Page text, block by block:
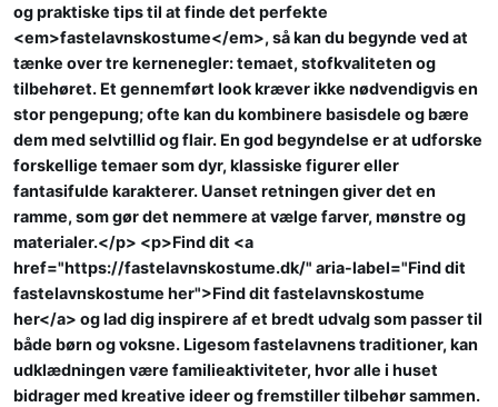
og praktiske tips til at finde det perfekte
<em>fastelavnskostume</em>, så kan du begynde ved at
tænke over tre kernenegler: temaet, stofkvaliteten og
tilbehøret. Et gennemført look kræver ikke nødvendigvis en
stor pengepung; ofte kan du kombinere basisdele og bære
dem med selvtillid og flair. En god begyndelse er at udforske
forskellige temaer som dyr, klassiske figurer eller
fantasifulde karakterer. Uanset retningen giver det en
ramme, som gør det nemmere at vælge farver, mønstre og
materialer.</p> <p>Find dit <a
href="https://fastelavnskostume.dk/" aria-label="Find dit
fastelavnskostume her">Find dit fastelavnskostume
her</a> og lad dig inspirere af et bredt udvalg som passer til
både børn og voksne. Ligesom fastelavnens traditioner, kan
udklædningen være familieaktiviteter, hvor alle i huset
bidrager med kreative ideer og fremstiller tilbehør sammen.